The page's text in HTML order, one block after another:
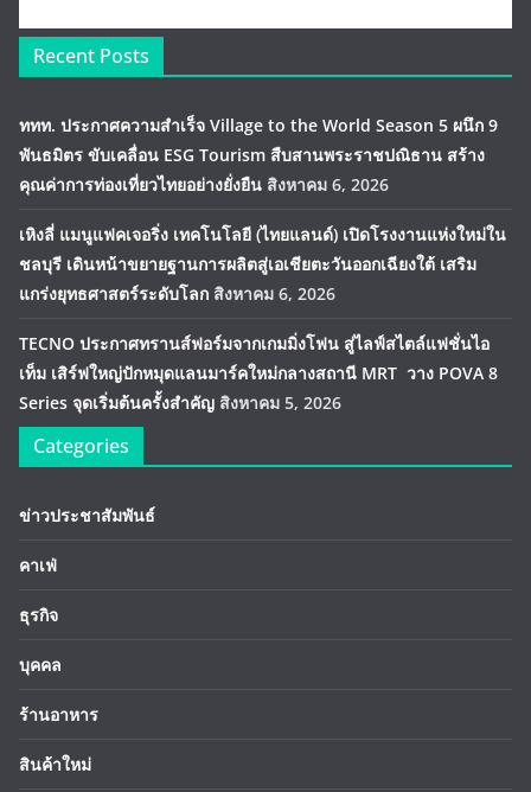
Recent Posts
ททท. ประกาศความสำเร็จ Village to the World Season 5 ผนึก 9
พันธมิตร ขับเคลื่อน ESG Tourism สืบสานพระราชปณิธาน สร้าง
คุณค่าการท่องเที่ยวไทยอย่างยั่งยืน สิงหาคม 6, 2026
เหิงลี่ แมนูแฟคเจอริ่ง เทคโนโลยี (ไทยแลนด์) เปิดโรงงานแห่งใหม่ใน
ชลบุรี เดินหน้าขยายฐานการผลิตสู่เอเชียตะวันออกเฉียงใต้ เสริม
แกร่งยุทธศาสตร์ระดับโลก สิงหาคม 6, 2026
TECNO ประกาศทรานส์ฟอร์มจากเกมมิ่งโฟน สู่ไลฟ์สไตล์แฟชั่นไอ
เท็ม เสิร์ฟใหญ่ปักหมุดแลนมาร์คใหม่กลางสถานี MRT วาง POVA 8
Series จุดเริ่มต้นครั้งสำคัญ สิงหาคม 5, 2026
Categories
ข่าวประชาสัมพันธ์
คาเฟ่
ธุรกิจ
บุคคล
ร้านอาหาร
สินค้าใหม่